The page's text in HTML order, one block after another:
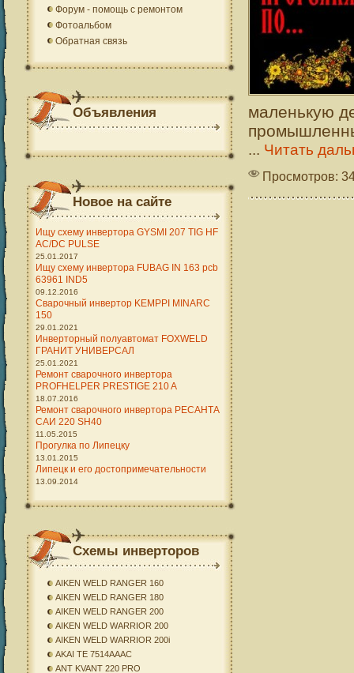
маленькую
... Читать
Просмотров:
Форум - помощь с ремонтом
Фотоальбом
Обратная связь
Объявления
Новое на сайте
Ищу схему инвертора GYSMI 207 TIG HF
AC/DC PULSE
25.01.2017
Ищу схему инвертора FUBAG IN 163 pcb
63961 IND5
09.12.2016
Сварочный инвертор KEMPPI MINARC
150
29.01.2021
Инверторный полуавтомат FOXWELD
ГРАНИТ УНИВЕРСАЛ
25.01.2021
Ремонт сварочного инвертора
PROFHELPER PRESTIGE 210 A
18.07.2016
Ремонт сварочного инвертора РЕСАНТА
САИ 220 SH40
11.05.2015
Прогулка по Липецку
13.01.2015
Липецк и его достопримечательности
13.09.2014
Схемы инверторов
AIKEN WELD RANGER 160
AIKEN WELD RANGER 180
AIKEN WELD RANGER 200
AIKEN WELD WARRIOR 200
AIKEN WELD WARRIOR 200i
AKAI TE 7514AAAC
ANT KVANT 220 PRO